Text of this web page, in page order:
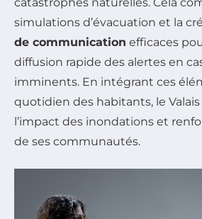
simulations d’évacuation et la
de communication efficaces
diffusion rapide des alertes en
imminents. En intégrant ces
quotidien des habitants, le
l’impact des inondations et
de ses communautés.